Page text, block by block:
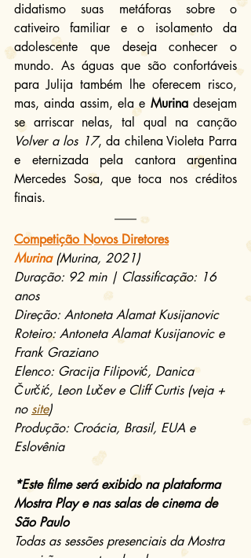
didatismo suas metáforas sobre o
cativeiro familiar e o isolamento da
adolescente que deseja conhecer o
mundo. As águas que são confortáveis
para Julija também lhe oferecem risco,
mas, ainda assim, ela e Murina desejam
Volver a los 17, da chilena Violeta Parra
e eternizada pela cantora argentina
Mercedes Sosa, que toca nos créditos
finais.
Competição Novos Diretores
Murina (Murina, 2021)
Duração: 92 min | Classificação: 16
anos
Direção: Antoneta Alamat Kusijanovic
Roteiro: Antoneta Alamat Kusijanovic e
Frank Graziano
Elenco: Gracija Filipović, Danica
Čurčić, Leon Lučev e Cliff Curtis (veja +
no site)
Produção: Croácia, Brasil, EUA e
Eslovênia
*Este filme será exibido na plataforma
Mostra Play e nas salas de cinema de
São Paulo
Todas as sessões presenciais da Mostra